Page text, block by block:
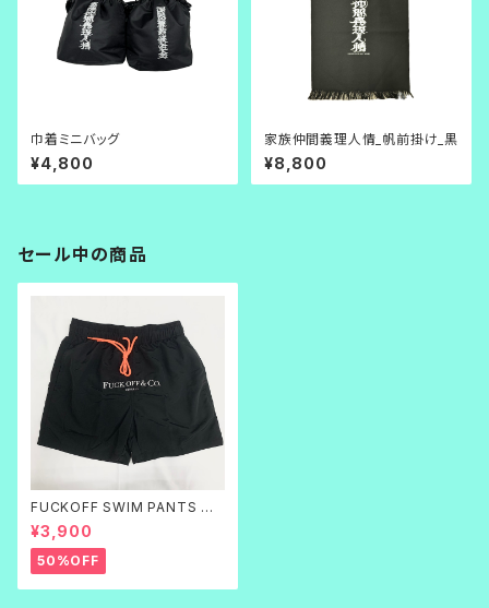
巾着ミニバッグ
¥4,800
家族仲間義理人情_帆前掛け_黒
¥8,800
セール中の商品
FUCKOFF SWIM PANTS 黒
刺繍
¥3,900
50%OFF